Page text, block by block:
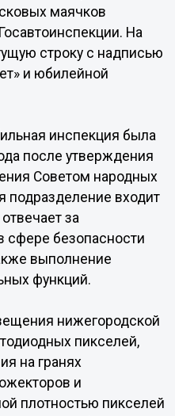
маячков
На
строку с надписью
и юбилейной
инспекция была
после утверждения
Советом народных
подразделение входит
за
сфере безопасности
выполнение
функций.
нижегородской
пикселей,
на гранях
и
плотностью пикселей